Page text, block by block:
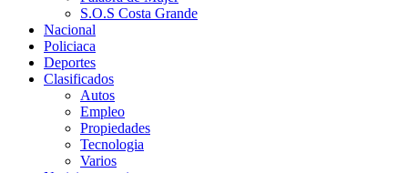
S.O.S Costa Grande
Nacional
Policiaca
Deportes
Clasificados
Autos
Empleo
Propiedades
Tecnologia
Varios